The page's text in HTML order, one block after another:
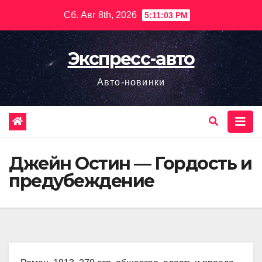
содержимому
Сб. Авг 8th, 2026 5:11:04 PM
Экспресс-авто
Авто-новинки
Джейн Остин — Гордость и
предубеждение